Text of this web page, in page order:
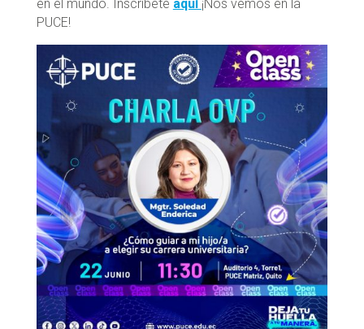
en el mundo. Inscríbete aquí ¡Nos vemos en la
PUCE!